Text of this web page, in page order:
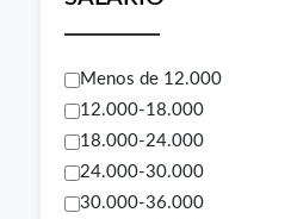
Menos de 12.000
12.000-18.000
18.000-24.000
24.000-30.000
30.000-36.000